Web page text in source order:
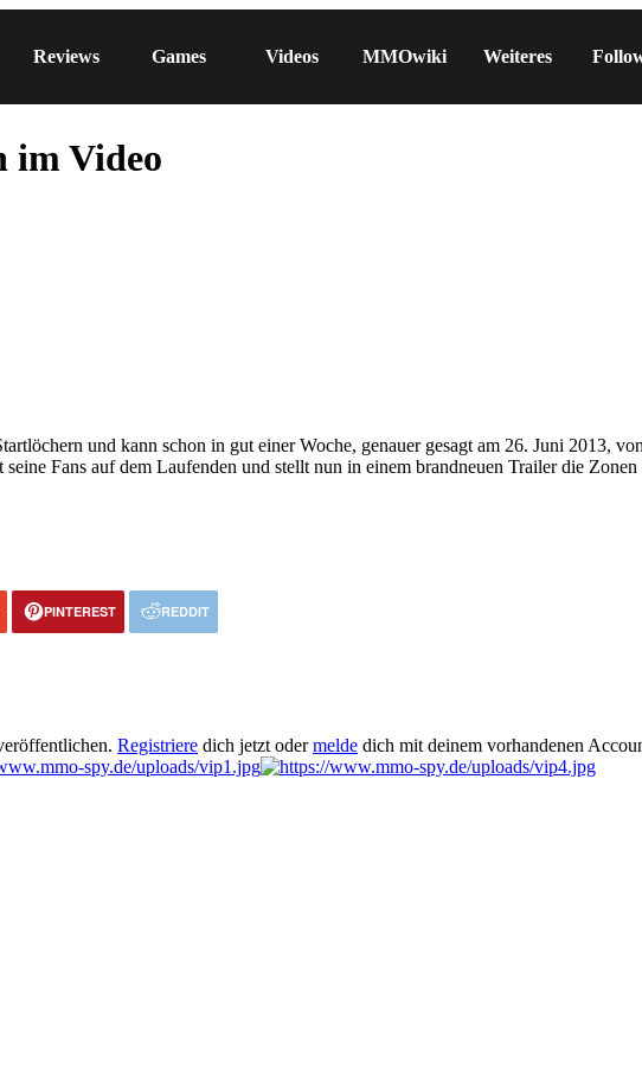
Reviews Games Videos MMOwiki Weiteres
im Video
und kann schon in gut einer Woche, genauer gesagt am 26. Juni 2013,
Fans auf dem Laufenden und stellt nun in einem brandneuen Trailer die Zonen
PINTEREST REDDIT
Registriere dich jetzt odermelde dich mit deinem vorhandenen